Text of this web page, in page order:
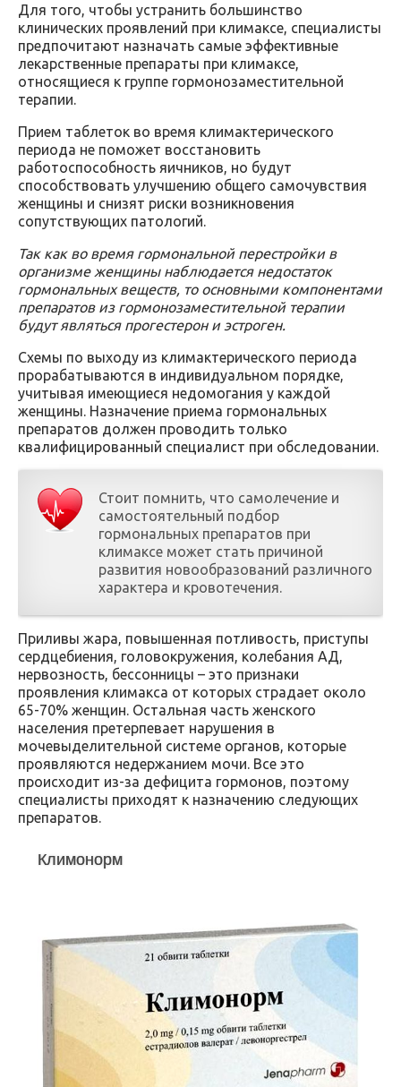
Для того, чтобы устранить большинство
клинических проявлений при климаксе, специалисты
предпочитают назначать самые эффективные
лекарственные препараты при климаксе,
относящиеся к группе гормонозаместительной
терапии.
Прием таблеток во время климактерического
периода не поможет восстановить
работоспособность яичников, но будут
способствовать улучшению общего самочувствия
женщины и снизят риски возникновения
сопутствующих патологий.
Так как во время гормональной перестройки в
организме женщины наблюдается недостаток
гормональных веществ, то основными компонентами
препаратов из гормонозаместительной терапии
будут являться прогестерон и эстроген.
Схемы по выходу из климактерического периода
прорабатываются в индивидуальном порядке,
учитывая имеющиеся недомогания у каждой
женщины. Назначение приема гормональных
препаратов должен проводить только
квалифицированный специалист при обследовании.
Стоит помнить, что самолечение и
самостоятельный подбор
гормональных препаратов при
климаксе может стать причиной
развития новообразований различного
характера и кровотечения.
Приливы жара, повышенная потливость, приступы
сердцебиения, головокружения, колебания АД,
нервозность, бессонницы – это признаки
проявления климакса от которых страдает около
65-70% женщин. Остальная часть женского
населения претерпевает нарушения в
мочевыделительной системе органов, которые
проявляются недержанием мочи. Все это
происходит из-за дефицита гормонов, поэтому
специалисты приходят к назначению следующих
препаратов.
Климонорм